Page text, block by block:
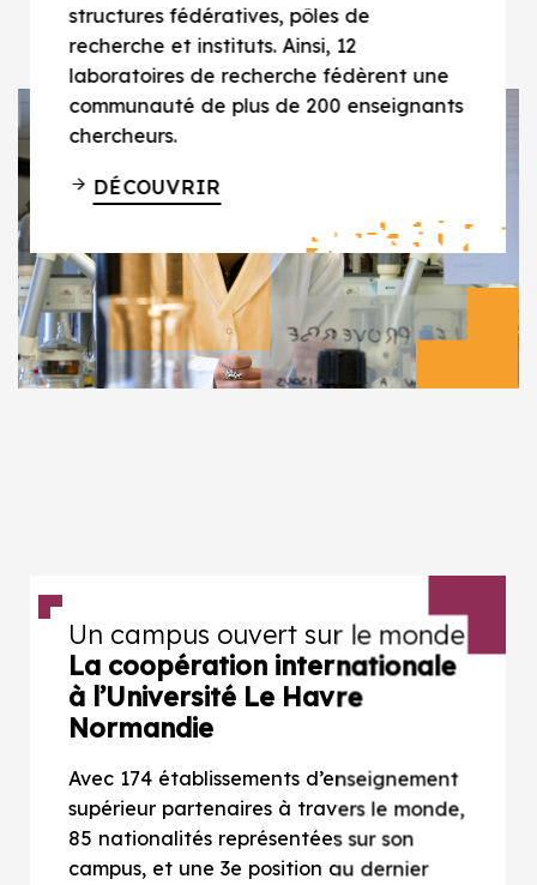
structures fédératives, pôles de
recherche et instituts. Ainsi, 12
laboratoires de recherche fédèrent une
communauté de plus de 200 enseignants
chercheurs.
DÉCOUVRIR
Un campus ouvert sur le monde
La coopération internationale
à l’Université Le Havre
Normandie
Avec 174 établissements d’enseignement
supérieur partenaires à travers le monde,
85 nationalités représentées sur son
campus, et une 3e position au dernier